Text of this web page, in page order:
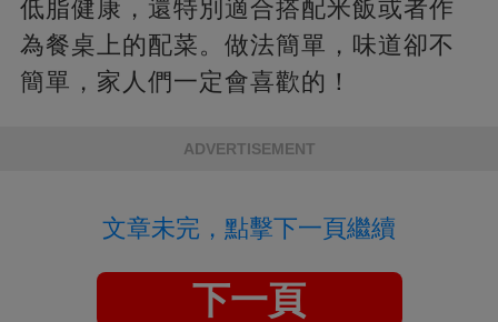
低脂健康，還特別適合搭配米飯或者作
為餐桌上的配菜。做法簡單，味道卻不
簡單，家人們一定會喜歡的！
ADVERTISEMENT
文章未完，點擊下一頁繼續
下一頁